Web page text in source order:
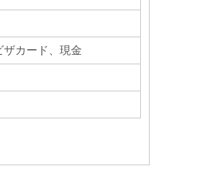
カード、現金